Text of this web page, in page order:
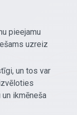
pieejamu
uzreiz
un tos var
ikmēneša